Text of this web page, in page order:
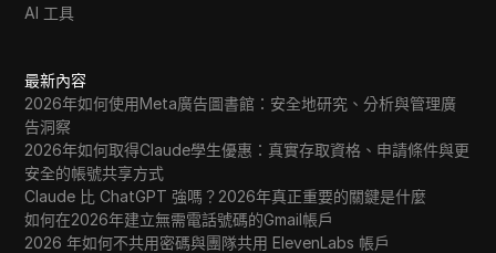
AI 工具
最新內容
2026年如何使用Meta廣告圖書館：安全地研究、分析與管理廣
告洞察
2026年如何取得Claude學生優惠：真實存取資格、申請條件與更
安全的帳號共享方式
Claude 比 ChatGPT 強嗎？2026年真正重要的關鍵是什麼
如何在2026年建立無需電話號碼的Gmail帳戶
2026 年如何不共用密碼與團隊共用 ElevenLabs 帳戶